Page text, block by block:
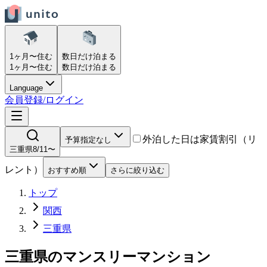
1ヶ月〜住む
1ヶ月〜住む
数日だけ泊まる
数日だけ泊まる
Language
会員登録/ログイン
三重県8/11〜
予算指定なし 外泊した日は家賃割引（リ
レント） おすすめ順 さらに絞り込む
トップ
関西
三重県
三重県のマンスリーマンション